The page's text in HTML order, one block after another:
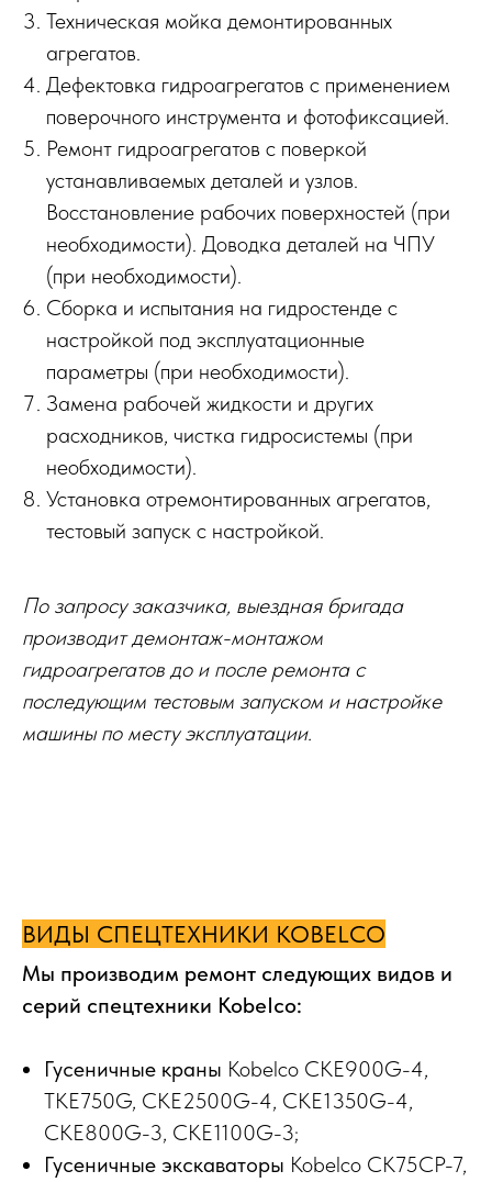
Техническая мойка демонтированных
агрегатов.
Дефектовка гидроагрегатов с применением
поверочного инструмента и фотофиксацией.
Ремонт гидроагрегатов с поверкой
устанавливаемых деталей и узлов.
Восстановление рабочих поверхностей (при
необходимости). Доводка деталей на ЧПУ
(при необходимости).
Сборка и испытания на гидростенде с
настройкой под эксплуатационные
параметры (при необходимости).
Замена рабочей жидкости и других
расходников, чистка гидросистемы (при
необходимости).
Установка отремонтированных агрегатов,
тестовый запуск с настройкой.
По запросу заказчика, выездная бригада
производит демонтаж-монтажом
гидроагрегатов до и после ремонта с
последующим тестовым запуском и настройке
машины по месту эксплуатации.
ВИДЫ СПЕЦТЕХНИКИ KOBELCO
Мы производим ремонт следующих видов и
серий спецтехники KobeIco:
Гусеничные краны Kobelco CKE900G-4,
TKE750G, CKE2500G-4, CKE1350G-4,
CKE800G-3, CKE1100G-3;
Гусеничные экскаваторы Kobelco СК75СР-7,